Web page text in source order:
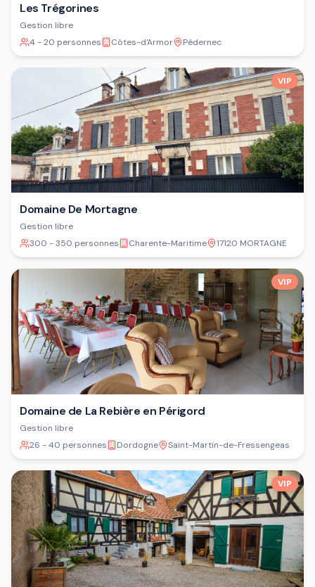
Les Trégorines
Gestion libre
4 - 20 personnes
Côtes-d'Armor Pédernec
VIP
Domaine De Mortagne
Gestion libre
300 - 350 personnes
Charente-Maritime 17120 MORTAGNE
VIP
Domaine de La Rebière en Périgord
Gestion libre
26 - 40 personnes
Dordogne Saint-Martin-de-Fressengeas
VIP